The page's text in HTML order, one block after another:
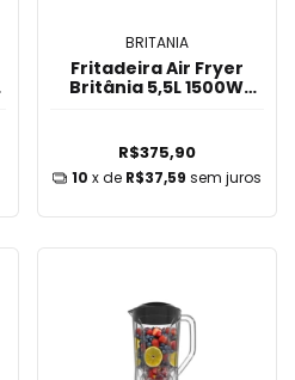
BRITANIA
Fritadeira Air Fryer
Britânia 5,5L 1500W
R$375,90
10 x de R$37,59 sem juros